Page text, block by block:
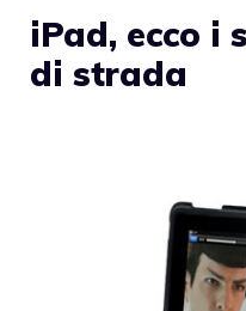
iPad, ecco i
di strada